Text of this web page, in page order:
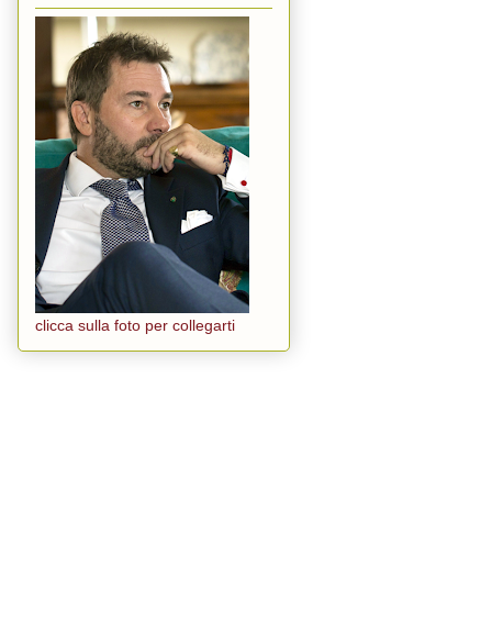
clicca sulla foto per collegarti